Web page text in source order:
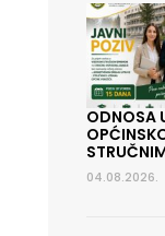
ODNOSA
04.08.2026.